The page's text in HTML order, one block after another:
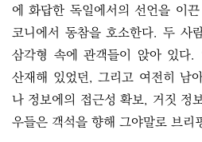
에 화답한 독일에서의 선언을 이
코니에서 동참을 호소한다. 두 사
삼각형 속에 관객들이 앉아 있다.
산재해 있었던, 그리고 여전히 남
나 정보에의 접근성 확보, 거짓 정
우들은 객석을 향해 그야말로 브리